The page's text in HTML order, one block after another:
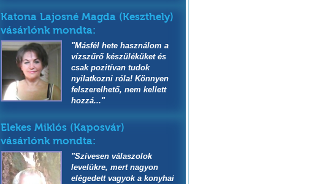
Katona Lajosné Magda (Keszthely)
vásárlónk mondta:
"Másfél hete használom a
vízszűrő készüléküket és
csak pozitívan tudok
nyilatkozni róla! Könnyen
felszerelhető, nem kellett
hozzá..."
Elekes Miklós (Kaposvár)
vásárlónk mondta:
"Szívesen válaszolok
levelükre, mert nagyon
elégedett vagyok a konyhai